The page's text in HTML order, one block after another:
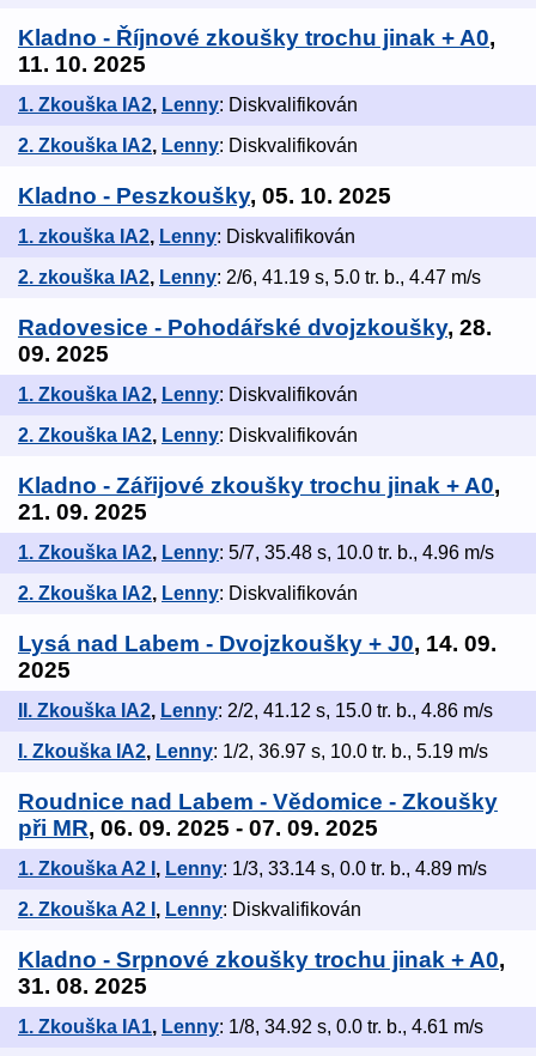
Kladno - Říjnové zkoušky trochu jinak + A0,
11. 10. 2025
1. Zkouška IA2, Lenny: Diskvalifikován
2. Zkouška IA2, Lenny: Diskvalifikován
Kladno - Peszkoušky, 05. 10. 2025
1. zkouška IA2, Lenny: Diskvalifikován
2. zkouška IA2, Lenny: 2/6, 41.19 s, 5.0 tr. b., 4.47 m/s
Radovesice - Pohodářské dvojzkoušky, 28.
09. 2025
1. Zkouška IA2, Lenny: Diskvalifikován
2. Zkouška IA2, Lenny: Diskvalifikován
Kladno - Zářijové zkoušky trochu jinak + A0,
21. 09. 2025
1. Zkouška IA2, Lenny: 5/7, 35.48 s, 10.0 tr. b., 4.96 m/s
2. Zkouška IA2, Lenny: Diskvalifikován
Lysá nad Labem - Dvojzkoušky + J0, 14. 09.
2025
II. Zkouška IA2, Lenny: 2/2, 41.12 s, 15.0 tr. b., 4.86 m/s
I. Zkouška IA2, Lenny: 1/2, 36.97 s, 10.0 tr. b., 5.19 m/s
Roudnice nad Labem - Vědomice - Zkoušky
při MR, 06. 09. 2025 - 07. 09. 2025
1. Zkouška A2 I , Lenny: 1/3, 33.14 s, 0.0 tr. b., 4.89 m/s
2. Zkouška A2 I , Lenny: Diskvalifikován
Kladno - Srpnové zkoušky trochu jinak + A0,
31. 08. 2025
1. Zkouška IA1, Lenny: 1/8, 34.92 s, 0.0 tr. b., 4.61 m/s